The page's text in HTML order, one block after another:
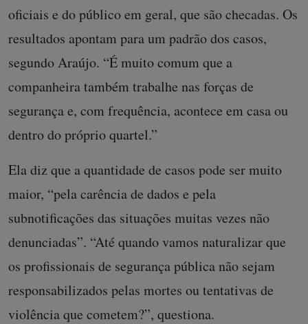
oficiais e do público em geral, que são checadas. Os
resultados apontam para um padrão dos casos,
segundo Araújo. “É muito comum que a
companheira também trabalhe nas forças de
segurança e, com frequência, acontece em casa ou
dentro do próprio quartel.”
Ela diz que a quantidade de casos pode ser muito
maior, “pela carência de dados e pela
subnotificações das situações muitas vezes não
denunciadas”. “Até quando vamos naturalizar que
os profissionais de segurança pública não sejam
responsabilizados pelas mortes ou tentativas de
violência que cometem?”, questiona.